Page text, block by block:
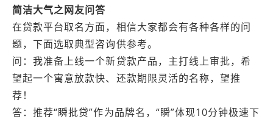
简洁大气之网友问答
在贷款平台取名方面，相信大家都会有各种各样的问
题，下面选取典型咨询供参考。
问：我准备上线一个新贷款产品，主打线上审批，希
望起一个寓意放款快、还款期限灵活的名称，望推
荐！
答：推荐“瞬批贷”作为品牌名，“瞬”体现10分钟极速下